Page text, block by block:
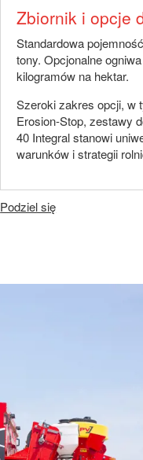
Zbiornik i opcje
Standardowa
tony. Opcjonalne
kilogramów na hektar.
Szeroki zakres opcji, w
Erosion-Stop, zestawy
40 Integral stanowi
warunków i strategii
Podziel się